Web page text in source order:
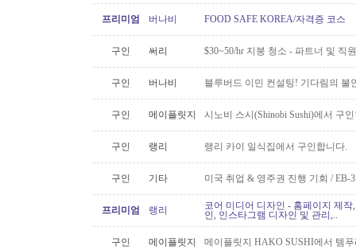
프리미엄 버나비 FOOD SAFE KOREA/자격증 코스
구인 써리 $30~50/hr 지붕 청소 - 파트너 및 직
구인 버나비 블루버드 이민 컨설팅! 기다림의 불
구인 메이플릿지 시노비 스시(Shinobi Sushi)에서 구
구인 랭리 랭리 카이 일식집에서 구인합니다.
구인 기타 미국 취업 & 영주권 진행 기회 / EB-
프리미엄 랭리
코어 미디어 디자인 - 홈페이지 제
인, 인스타그램 디자인 및 관리,..
구인 메이플릿지 메이플릿지 HAKO SUSHI에서 템